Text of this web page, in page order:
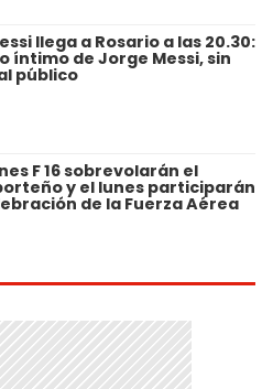
llega a Rosario a las 20.30:
íntimo de Jorge Messi, sin
público
F 16 sobrevolarán el
y el lunes participarán
de la Fuerza Aérea